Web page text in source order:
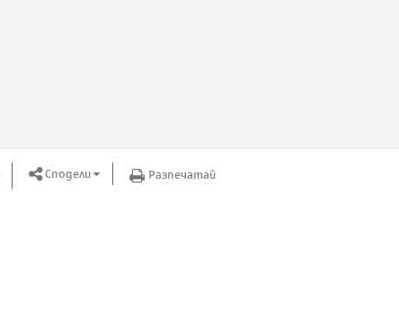
Сподели Разпечатай